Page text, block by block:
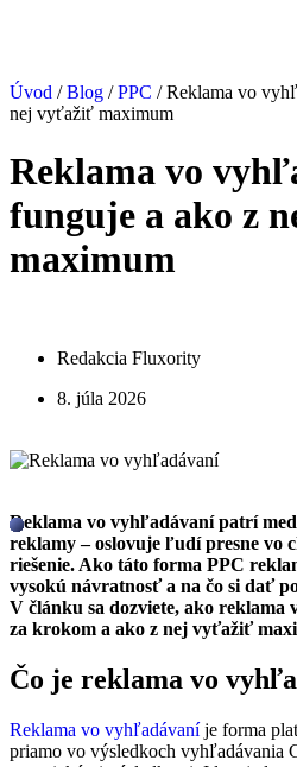
Úvod /Blog /PPC /Reklama vo
nej vyťažiť maximum
Reklama vo
funguje a ako z
maximum
Redakcia Fluxority
8. júla 2026
Reklama vo vyhľadávaní patrí
reklamy – oslovuje ľudí presne vo
riešenie. Ako táto forma PPC
vysokú návratnosť a na čo si dať
V článku sa dozviete, ako
za krokom a ako z nej vyťažiť
Čo je reklama vo
Reklama vo vyhľadávaníje forma
priamo vo výsledkoch vyhľadávania